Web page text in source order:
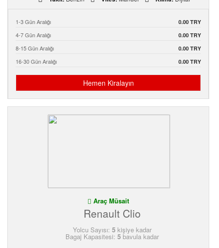
1-3 Gün Aralığı 0.00 TRY
4-7 Gün Aralığı 0.00 TRY
8-15 Gün Aralığı 0.00 TRY
16-30 Gün Aralığı 0.00 TRY
Hemen Kiralayın
Araç Müsait
Renault Clio
Yolcu Sayısı: 5kişiye kadar
Bagaj Kapasitesi: 5bavula kadar